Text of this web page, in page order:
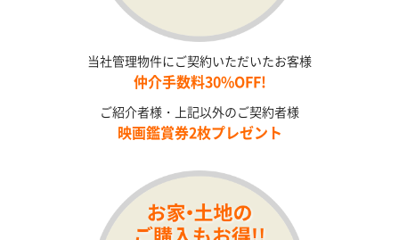
当社管理物件にご契約いただいたお客様
仲介手数料30%OFF!
ご紹介者様・上記以外のご契約者様
映画鑑賞券2枚プレゼント